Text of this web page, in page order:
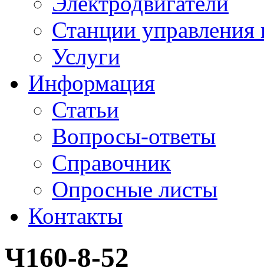
Станции управления
Услуги
Информация
Статьи
Вопросы-ответы
Справочник
Опросные листы
Контакты
Ч160-8-52